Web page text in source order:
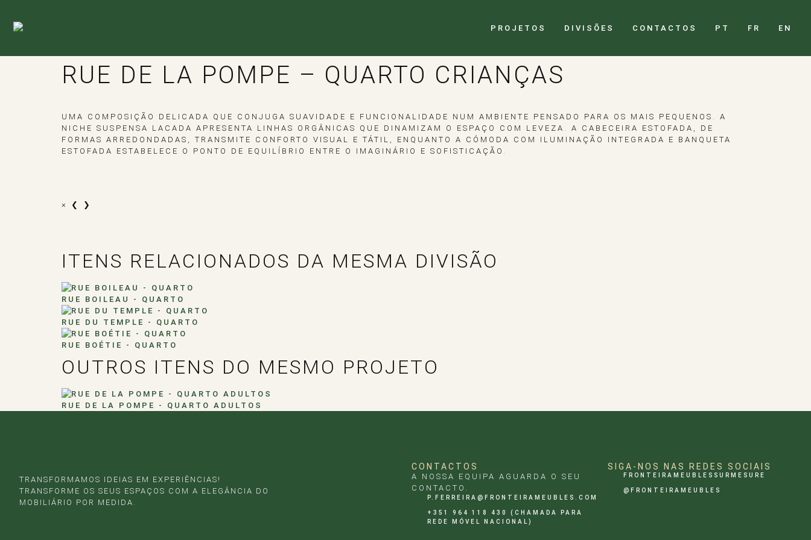
PROJETOS DIVISÕES CONTACTOS PT FR EN
RUE DE LA POMPE – QUARTO CRIANÇAS
UMA COMPOSIÇÃO DELICADA QUE CONJUGA SUAVIDADE E FUNCIONALIDADE NUM AMBIENTE PENSADO PARA OS MAIS PEQUENOS. A
NICHE SUSPENSA LACADA APRESENTA LINHAS ORGÂNICAS QUE DINAMIZAM O ESPAÇO COM LEVEZA. A CABECEIRA ESTOFADA, DE
FORMAS ARREDONDADAS, TRANSMITE CONFORTO VISUAL E TÁTIL, ENQUANTO A CÓMODA COM ILUMINAÇÃO INTEGRADA E BANQUETA
ESTOFADA ESTABELECE O PONTO DE EQUILÍBRIO ENTRE O IMAGINÁRIO E SOFISTICAÇÃO.
× ❮ ❯
ITENS RELACIONADOS DA MESMA DIVISÃO
RUE BOILEAU - QUARTO
RUE DU TEMPLE - QUARTO
RUE BOÉTIE - QUARTO
OUTROS ITENS DO MESMO PROJETO
RUE DE LA POMPE - QUARTO ADULTOS
TRANSFORMAMOS IDEIAS EM EXPERIÊNCIAS!
TRANSFORME OS SEUS ESPAÇOS COM A ELEGÂNCIA DO
MOBILIÁRIO POR MEDIDA.
CONTACTOS
A NOSSA EQUIPA AGUARDA O SEU
CONTACTO.
P.FERREIRA@FRONTEIRAMEUBLES.COM
+351 964 118 430 (CHAMADA PARA
REDE MÓVEL NACIONAL)
SIGA-NOS NAS REDES SOCIAIS
FRONTEIRAMEUBLESSURMESURE
@FRONTEIRAMEUBLES